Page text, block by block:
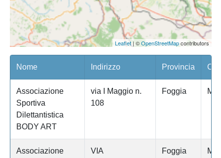
Leaflet| ©OpenStreetMapcontributors
Nome Indirizzo Provincia
Associazione
Sportiva
Dilettantistica
BODY ART
via I Maggio n.
108
Foggia
Associazione
VIA
Foggia